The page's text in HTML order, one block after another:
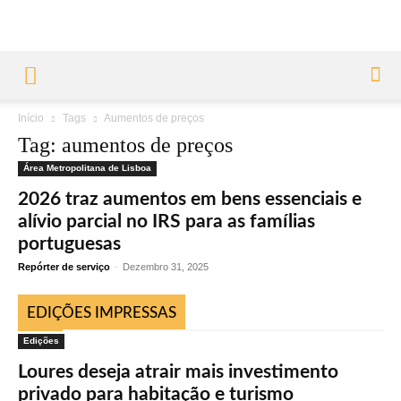
Início Tags Aumentos de preços
Tag: aumentos de preços
Área Metropolitana de Lisboa
2026 traz aumentos em bens essenciais e
alívio parcial no IRS para as famílias
portuguesas
Repórter de serviço - Dezembro 31, 2025
EDIÇÕES IMPRESSAS
Edições
Loures deseja atrair mais investimento
privado para habitação e turismo